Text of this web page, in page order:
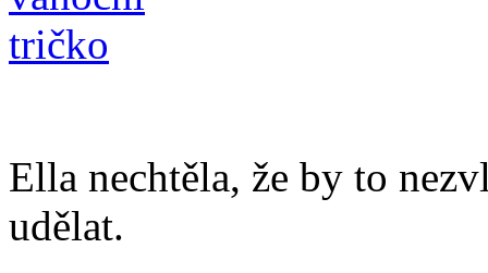
Ella nechtěla, že by to
udělat.